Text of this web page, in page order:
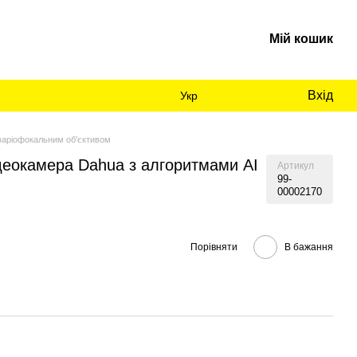
Мій кошик
Укр Вхід
об'єктивом
Dahua з алгоритмами AI
Артикул
99-
00002170
Порівняти В бажання